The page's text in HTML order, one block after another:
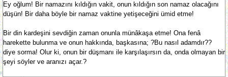
Ey oğlum! Bir namazını kıldığın vakit, onun kıldığın son namaz olacağını
düşün! Bir daha böyle bir namaz vaktine yetişeceğini ümid etme!
Bir din kardeşini sevdiğin zaman onunla münâkaşa etme! Ona fenâ
harekette bulunma ve onun hakkında, başkasına; ?Bu nasıl adamdır??
diye sorma! Olur ki, onun bir düşmanı ile karşılaşırsın da, onda olmayan bir
şeyi söyler ve aranızı açar.?